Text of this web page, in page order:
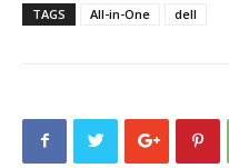
TAGS All-in-One dell